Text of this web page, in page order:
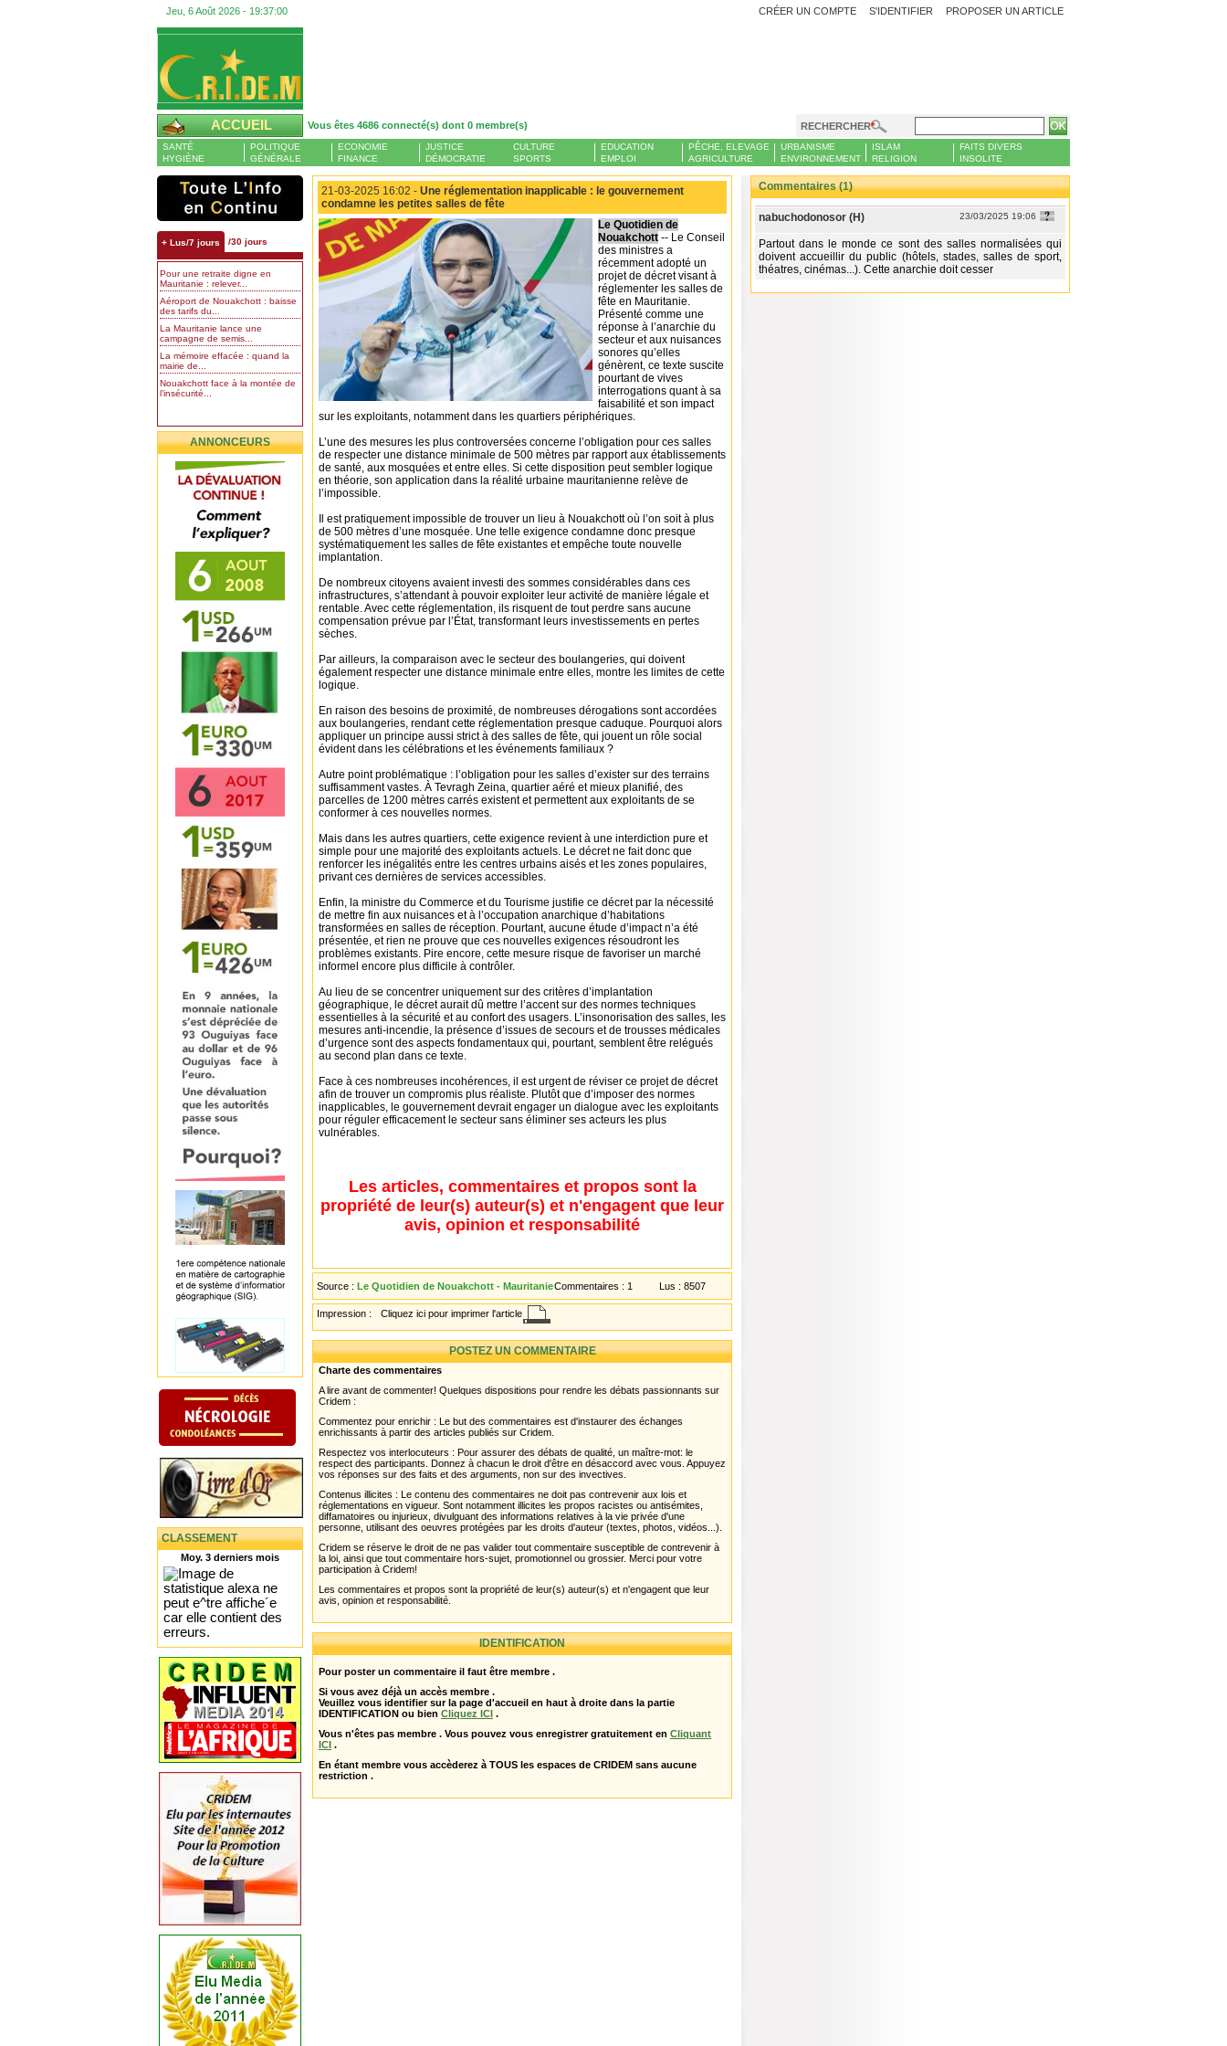
Jeu, 6 Août 2026 - 19:37:01 PROPOSER UN ARTICLE
CRÉER UN COMPTE S'IDENTIFIER
ACCUEIL Vous êtes 4686 connecté(s) dont 0 membre(s) RECHERCHER
SANTÉ
HYGIÈNE
POLITIQUE
GÉNÉRALE
ECONOMIE
FINANCE
JUSTICE
DÉMOCRATIE
CULTURE
SPORTS
EDUCATION
EMPLOI
PÊCHE, ELEVAGE
AGRICULTURE
URBANISME
ENVIRONNEMENT
ISLAM
RELIGION
FAITS DIVERS
INSOLITE
+ Lus/7 jours /30 jours
Pour une retraite digne en
Mauritanie : relever...
Aéroport de Nouakchott : baisse
des tarifs du...
La Mauritanie lance une
campagne de semis...
La mémoire effacée : quand la
mairie de...
Nouakchott face à la montée de
l’insécurité...
ANNONCEURS
CLASSEMENT
Moy. 3 derniers mois
21-03-2025 16:02 - Une réglementation inapplicable : le gouvernement
condamne les petites salles de fête
Le Quotidien de
Nouakchott -- Le Conseil
des ministres a
récemment adopté un
projet de décret visant à
réglementer les salles de
fête en Mauritanie.
Présenté comme une
réponse à l’anarchie du
secteur et aux nuisances
sonores qu’elles
génèrent, ce texte suscite
pourtant de vives
interrogations quant à sa
faisabilité et son impact
sur les exploitants, notamment dans les quartiers périphériques.
L’une des mesures les plus controversées concerne l’obligation pour ces salles
de respecter une distance minimale de 500 mètres par rapport aux établissements
de santé, aux mosquées et entre elles. Si cette disposition peut sembler logique
en théorie, son application dans la réalité urbaine mauritanienne relève de
l’impossible.
Il est pratiquement impossible de trouver un lieu à Nouakchott où l’on soit à plus
de 500 mètres d’une mosquée. Une telle exigence condamne donc presque
systématiquement les salles de fête existantes et empêche toute nouvelle
implantation.
De nombreux citoyens avaient investi des sommes considérables dans ces
infrastructures, s’attendant à pouvoir exploiter leur activité de manière légale et
rentable. Avec cette réglementation, ils risquent de tout perdre sans aucune
compensation prévue par l’État, transformant leurs investissements en pertes
sèches.
Par ailleurs, la comparaison avec le secteur des boulangeries, qui doivent
également respecter une distance minimale entre elles, montre les limites de cette
logique.
En raison des besoins de proximité, de nombreuses dérogations sont accordées
aux boulangeries, rendant cette réglementation presque caduque. Pourquoi alors
appliquer un principe aussi strict à des salles de fête, qui jouent un rôle social
évident dans les célébrations et les événements familiaux ?
Autre point problématique : l’obligation pour les salles d’exister sur des terrains
suffisamment vastes. À Tevragh Zeina, quartier aéré et mieux planifié, des
parcelles de 1200 mètres carrés existent et permettent aux exploitants de se
conformer à ces nouvelles normes.
Mais dans les autres quartiers, cette exigence revient à une interdiction pure et
simple pour une majorité des exploitants actuels. Le décret ne fait donc que
renforcer les inégalités entre les centres urbains aisés et les zones populaires,
privant ces dernières de services accessibles.
Enfin, la ministre du Commerce et du Tourisme justifie ce décret par la nécessité
de mettre fin aux nuisances et à l’occupation anarchique d’habitations
transformées en salles de réception. Pourtant, aucune étude d’impact n’a été
présentée, et rien ne prouve que ces nouvelles exigences résoudront les
problèmes existants. Pire encore, cette mesure risque de favoriser un marché
informel encore plus difficile à contrôler.
Au lieu de se concentrer uniquement sur des critères d’implantation
géographique, le décret aurait dû mettre l’accent sur des normes techniques
essentielles à la sécurité et au confort des usagers. L’insonorisation des salles, les
mesures anti-incendie, la présence d’issues de secours et de trousses médicales
d’urgence sont des aspects fondamentaux qui, pourtant, semblent être relégués
au second plan dans ce texte.
Face à ces nombreuses incohérences, il est urgent de réviser ce projet de décret
afin de trouver un compromis plus réaliste. Plutôt que d’imposer des normes
inapplicables, le gouvernement devrait engager un dialogue avec les exploitants
pour réguler efficacement le secteur sans éliminer ses acteurs les plus
vulnérables.
Les articles, commentaires et propos sont la
propriété de leur(s) auteur(s) et n'engagent que leur
avis, opinion et responsabilité
Source : Le Quotidien de Nouakchott - MauritanieCommentaires : 1 Lus : 8507
Impression : Cliquez ici pour imprimer l'article
POSTEZ UN COMMENTAIRE
Charte des commentaires
A lire avant de commenter! Quelques dispositions pour rendre les débats passionnants sur
Cridem :
Commentez pour enrichir : Le but des commentaires est d'instaurer des échanges
enrichissants à partir des articles publiés sur Cridem.
Respectez vos interlocuteurs : Pour assurer des débats de qualité, un maître-mot: le
respect des participants. Donnez à chacun le droit d'être en désaccord avec vous. Appuyez
vos réponses sur des faits et des arguments, non sur des invectives.
Contenus illicites : Le contenu des commentaires ne doit pas contrevenir aux lois et
réglementations en vigueur. Sont notamment illicites les propos racistes ou antisémites,
diffamatoires ou injurieux, divulguant des informations relatives à la vie privée d'une
personne, utilisant des oeuvres protégées par les droits d'auteur (textes, photos, vidéos...).
Cridem se réserve le droit de ne pas valider tout commentaire susceptible de contrevenir à
la loi, ainsi que tout commentaire hors-sujet, promotionnel ou grossier. Merci pour votre
participation à Cridem!
Les commentaires et propos sont la propriété de leur(s) auteur(s) et n'engagent que leur
avis, opinion et responsabilité.
IDENTIFICATION
Pour poster un commentaire il faut être membre .
Si vous avez déjà un accès membre .
Veuillez vous identifier sur la page d'accueil en haut à droite dans la partie
IDENTIFICATION ou bien Cliquez ICI .
Vous n'êtes pas membre . Vous pouvez vous enregistrer gratuitement en Cliquant
ICI .
En étant membre vous accèderez à TOUS les espaces de CRIDEM sans aucune
restriction .
Commentaires (1)
nabuchodonosor (H) 23/03/2025 19:06
Partout dans le monde ce sont des salles normalisées qui
doivent accueillir du public (hôtels, stades, salles de sport,
théatres, cinémas...). Cette anarchie doit cesser